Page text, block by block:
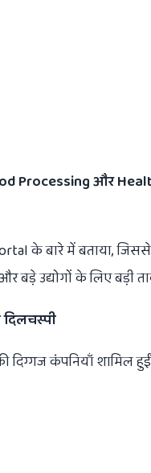
Processingऔर
के बारे में बताया, जिससे
बड़े उद्योगों के लिए बड़ी
दिग्गज कंपनियाँ शामिल